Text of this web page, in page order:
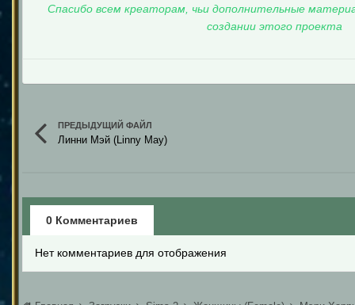
Спасибо всем креаторам, чьи дополнительные
создании этого проекта
ПРЕДЫДУЩИЙ ФАЙЛ
Линни Мэй (Linny May)
0 Комментариев
Нет комментариев для отображения